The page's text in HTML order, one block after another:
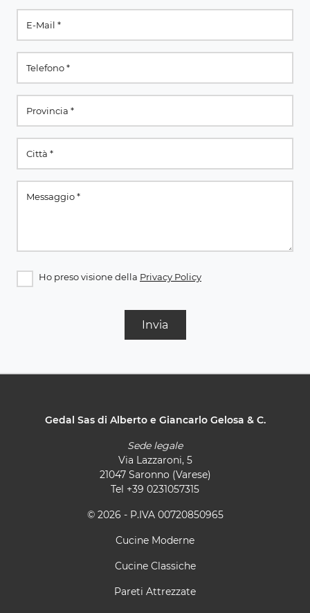
Ho preso visione della Privacy Policy
Invia
Gedal Sas di Alberto e Giancarlo Gelosa & C.
Sede legale
Via Lazzaroni, 5
21047 Saronno (Varese)
Tel +39 0231057315
© 2026 - P.IVA 00720850965
Cucine Moderne
Cucine Classiche
Pareti Attrezzate